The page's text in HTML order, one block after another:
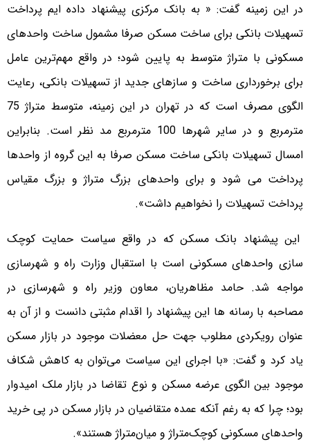
در این زمینه گفت: « به بانک مرکزی پیشنهاد داده ایم پرداخت
تسهیلات بانکی برای ساخت مسکن صرفا مشمول ساخت واحدهای
مسکونی با متراژ متوسط به پایین شود؛ در واقع مهم‌ترین عامل
برای برخورداری ساخت و سازهای جدید از تسهیلات بانکی، رعایت
الگوی مصرف است که در تهران در این زمینه، متوسط متراژ 75
مترمربع و در سایر شهرها 100 مترمربع مد نظر است. بنابراین
امسال تسهیلات بانکی ساخت مسکن صرفا به این گروه از واحدها
پرداخت می شود و برای واحدهای بزرگ متراژ و بزرگ مقیاس
پرداخت تسهیلات را نخواهیم داشت».
این پیشنهاد بانک مسکن که در واقع سیاست حمایت کوچک
سازی واحدهای مسکونی است با استقبال وزارت راه و شهرسازی
مواجه شد. حامد مظاهریان، معاون وزیر راه و شهرسازی در
مصاحبه با رسانه ها این پیشنهاد را اقدام مثبتی دانست و از آن به
عنوان رویکردی مطلوب جهت حل معضلات موجود در بازار مسکن
یاد کرد و گفت: «با اجرای این سیاست می‌توان به کاهش شکاف
موجود بین الگوی عرضه مسکن و نوع تقاضا در بازار ملک امیدوار
بود؛ چرا که به رغم آنکه عمده متقاضیان در بازار مسکن در پی خرید
واحدهای مسکونی کوچک‌متراژ و میان‌متراژ هستند».